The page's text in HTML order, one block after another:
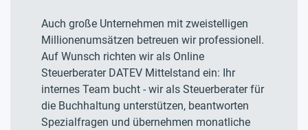
Auch große Unternehmen mit zweistelligen
Millionenumsätzen betreuen wir professionell.
Auf Wunsch richten wir als Online
Steuerberater DATEV Mittelstand ein: Ihr
internes Team bucht - wir als Steuerberater für
die Buchhaltung unterstützen, beantworten
Spezialfragen und übernehmen monatliche